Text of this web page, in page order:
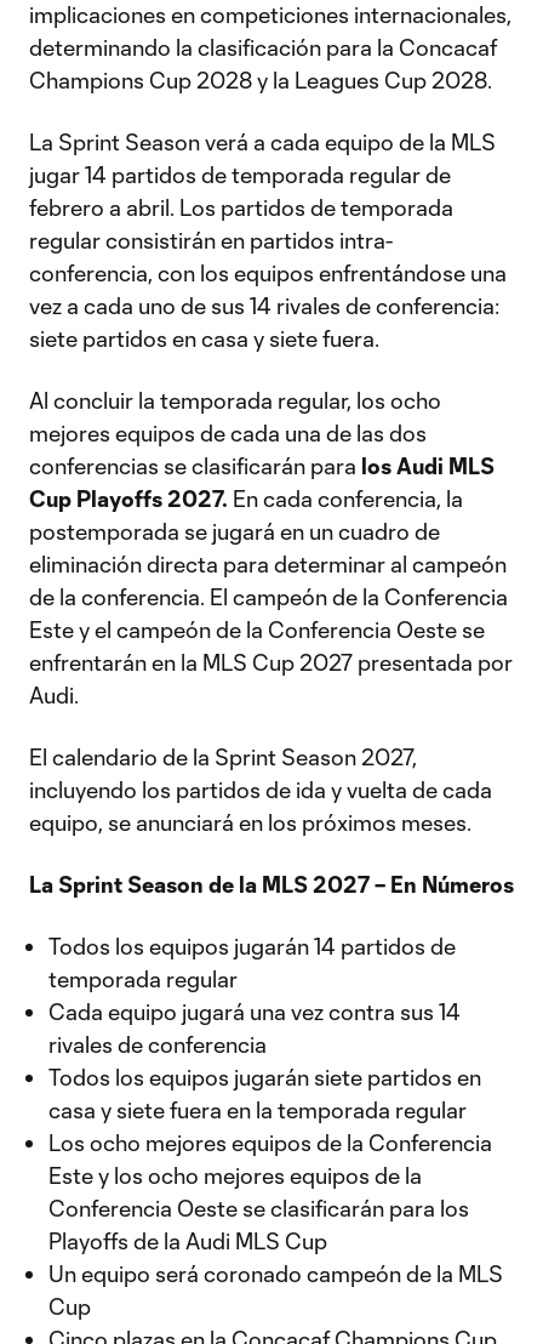
implicaciones en competiciones internacionales,
determinando la clasificación para la Concacaf
Champions Cup 2028 y la Leagues Cup 2028.
La Sprint Season verá a cada equipo de la MLS
jugar 14 partidos de temporada regular de
febrero a abril. Los partidos de temporada
regular consistirán en partidos intra-
conferencia, con los equipos enfrentándose una
vez a cada uno de sus 14 rivales de conferencia:
siete partidos en casa y siete fuera.
Al concluir la temporada regular, los ocho
mejores equipos de cada una de las dos
conferencias se clasificarán para los Audi MLS
Cup Playoffs 2027. En cada conferencia, la
postemporada se jugará en un cuadro de
eliminación directa para determinar al campeón
de la conferencia. El campeón de la Conferencia
Este y el campeón de la Conferencia Oeste se
enfrentarán en la MLS Cup 2027 presentada por
Audi.
El calendario de la Sprint Season 2027,
incluyendo los partidos de ida y vuelta de cada
equipo, se anunciará en los próximos meses.
La Sprint Season de la MLS 2027 – En Números
Todos los equipos jugarán 14 partidos de
temporada regular
Cada equipo jugará una vez contra sus 14
rivales de conferencia
Todos los equipos jugarán siete partidos en
casa y siete fuera en la temporada regular
Los ocho mejores equipos de la Conferencia
Este y los ocho mejores equipos de la
Conferencia Oeste se clasificarán para los
Playoffs de la Audi MLS Cup
Un equipo será coronado campeón de la MLS
Cup